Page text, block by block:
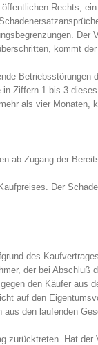
Rechts,
kommt
Ziffern 1 bis 3
als vier
ab Zugang der
Der
des
der bei
den Käufer
auf den
den laufenden
zurücktreten. Hat